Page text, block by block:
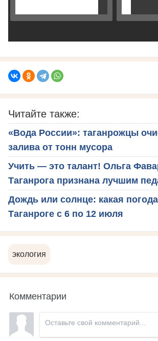
Читайте также:
«Вода России»: таганрожцы
залива от тонн мусора
Учить — это талант! Ольга
Таганрога признана лучшим
Дождь или солнце: какая
Таганроге с 6 по 12 июля
экология
Комментарии